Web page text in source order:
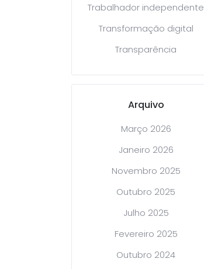
Trabalhador independente
Transformação digital
Transparência
Arquivo
Março 2026
Janeiro 2026
Novembro 2025
Outubro 2025
Julho 2025
Fevereiro 2025
Outubro 2024